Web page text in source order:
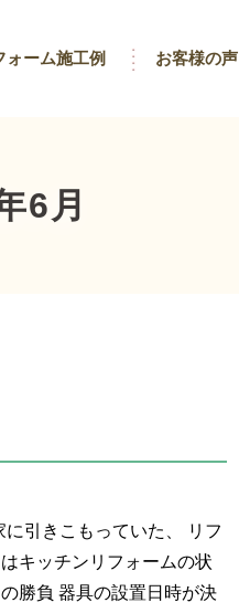
ォーム施工例 お客様の声
6月
引きこもっていた、 リフ
キッチンリフォームの状
勝負 器具の設置日時が決